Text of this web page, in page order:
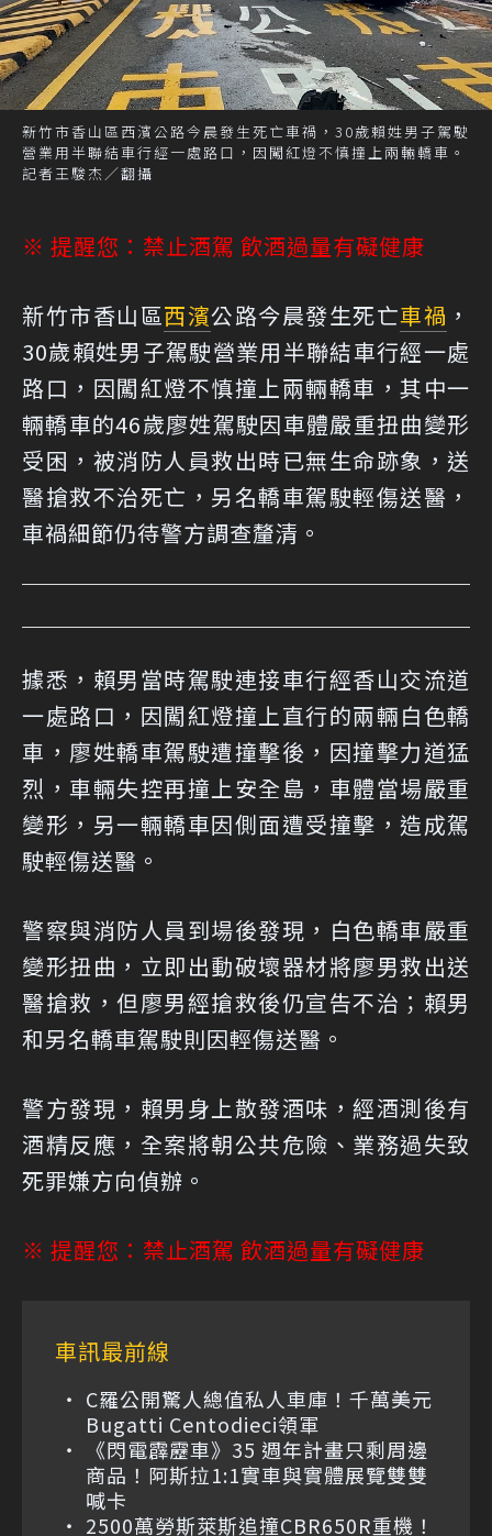
新竹市香山區西濱公路今晨發生死亡車禍，30歲賴姓男子駕駛
營業用半聯結車行經一處路口，因闖紅燈不慎撞上兩輛轎車。
記者王駿杰／翻攝
※ 提醒您：禁止酒駕 飲酒過量有礙健康
新竹市香山區西濱公路今晨發生死亡車禍 ，
30歲賴姓男子駕駛營業用半聯結車行經一處
路口，因闖紅燈不慎撞上兩輛轎車，其中一
輛轎車的46歲廖姓駕駛因車體嚴重扭曲變形
受困，被消防人員救出時已無生命跡象，送
醫搶救不治死亡，另名轎車駕駛輕傷送醫，
車禍細節仍待警方調查釐清。
據悉，賴男當時駕駛連接車行經香山交流道
一處路口，因闖紅燈撞上直行的兩輛白色轎
車，廖姓轎車駕駛遭撞擊後，因撞擊力道猛
烈，車輛失控再撞上安全島，車體當場嚴重
變形，另一輛轎車因側面遭受撞擊，造成駕
駛輕傷送醫。
警察與消防人員到場後發現，白色轎車嚴重
變形扭曲，立即出動破壞器材將廖男救出送
醫搶救，但廖男經搶救後仍宣告不治；賴男
和另名轎車駕駛則因輕傷送醫。
警方發現，賴男身上散發酒味，經酒測後有
酒精反應，全案將朝公共危險、業務過失致
死罪嫌方向偵辦。
※ 提醒您：禁止酒駕 飲酒過量有礙健康
車訊最前線
C羅公開驚人總值私人車庫！千萬美元
Bugatti Centodieci領軍
《閃電霹靂車》35 週年計畫只剩周邊
商品！阿斯拉1:1實車與實體展覽雙雙
喊卡
2500萬勞斯萊斯追撞CBR650R重機！